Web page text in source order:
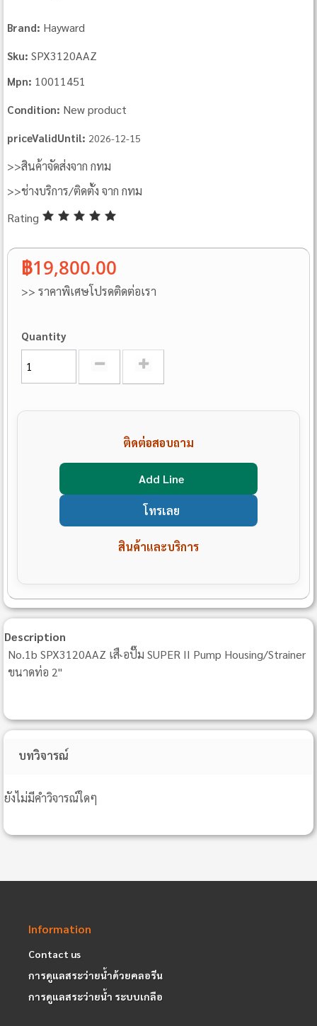
Brand: Hayward
Sku: SPX3120AAZ
Mpn: 10011451
Condition: New product
priceValidUntil: 2026-12-15
>>สินค้าจัดส่งจาก กทม
>>ช่างบริการ/ติดตั้ง จาก กทม
Rating
฿19,800.00
>> ราคาพิเศษโปรดติดต่อเรา
Quantity
ติดต่อสอบถาม
Add Line
โทรเลย
สินค้าและบริการ
Description
No.1b SPX3120AAZ เสื˞อปั๊ม SUPER II Pump Housing/Strainer
ขนาดท่อ 2"
บทวิจารณ์
ยังไม่มีคำวิจารณ์ใดๆ
Information
Contact us
การดูแลสระว่ายน้ำด้วยคลอรีน
การดูแลสระว่ายน้ำ ระบบเกลือ